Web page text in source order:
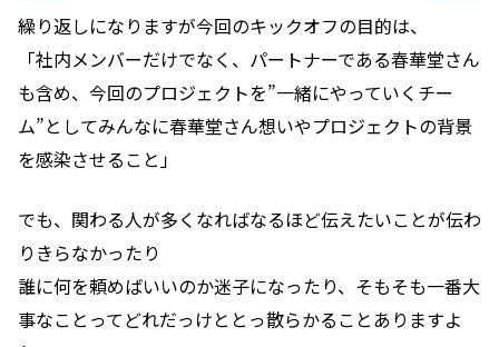
繰り返しになりますが今回のキックオフの目的は、
「社内メンバーだけでなく、パートナーである春華堂さん
も含め、今回のプロジェクトを”一緒にやっていくチー
ム”としてみんなに春華堂さん想いやプロジェクトの背景
を感染させること」
でも、関わる人が多くなればなるほど伝えたいことが伝わ
りきらなかったり
誰に何を頼めばいいのか迷子になったり、そもそも一番大
事なことってどれだっけととっ散らかることありますよ